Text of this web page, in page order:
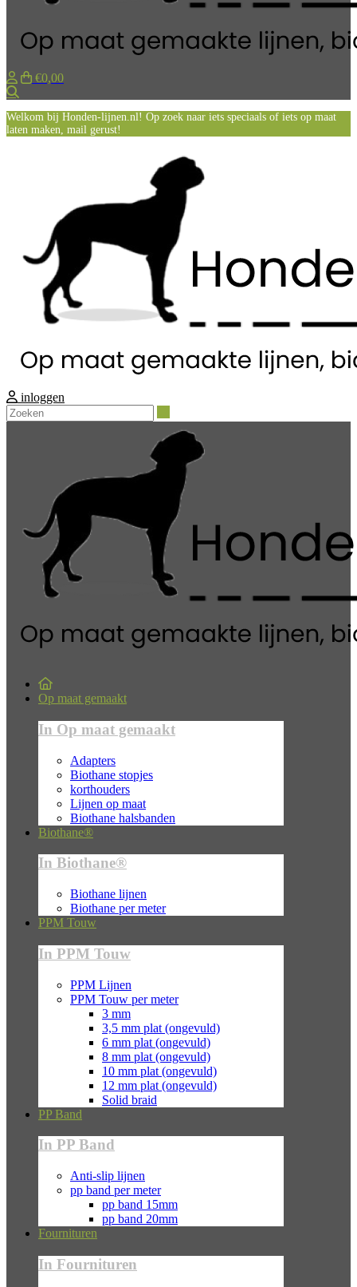
€0,00
Welkom bij Honden-lijnen.nl! Op zoek naar iets speciaals of iets op maat
laten maken, mail gerust!
inloggen
Op maat gemaakt
In Op maat gemaakt
Adapters
Biothane stopjes
korthouders
Lijnen op maat
Biothane halsbanden
Biothane®
In Biothane®
Biothane lijnen
Biothane per meter
PPM Touw
In PPM Touw
PPM Lijnen
PPM Touw per meter
3 mm
3,5 mm plat (ongevuld)
6 mm plat (ongevuld)
8 mm plat (ongevuld)
10 mm plat (ongevuld)
12 mm plat (ongevuld)
Solid braid
PP Band
In PP Band
Anti-slip lijnen
pp band per meter
pp band 15mm
pp band 20mm
Fournituren
In Fournituren